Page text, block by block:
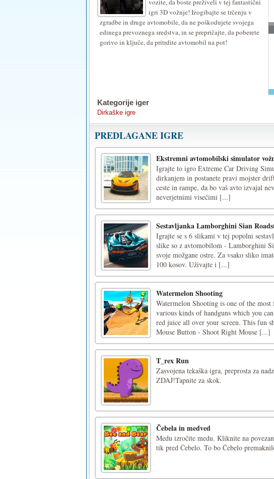
igre
namestite
ali
vozite, da boste preživeli v tej fantastični
igri 3D vožnje! Izogibajte se trčenju v
zgradbe in druge avtomobile, da ne poškodujete svojega
edinega prevoznega sredstva, in se prepričajte, da poberete
gorivo in ključe, da pritrdite avtomobil na pot!
Kategorije iger
Dirkaške igre
PREDLAGANE IGRE
Ekstremni avtomobilski simulator
Igrajte to igro Extreme Car Driving
dirkanjem in postanete pravi mojster
ceste in rampe, da bo vaš avto izvajal
neverjetnimi visečimi [...]
Sestavljanka Lamborghini Sian
Igrajte se s 6 slikami v tej popolni
slike so z avtomobilom - Lamborghini
svoje možgane ostre. Za vsako sliko
100 kosov. Uživajte i [...]
Watermelon Shooting
Watermelon Shooting is one of the
various kinds of handguns which you
red juice all over your screen. This fun
Mouse Button - Shoot Right Mouse [...]
T_rex Run
Zasvojena tekaška igra, preprosta za
ZDAJ!Tapnite za skok.
Čebela in medved
Medu izročite medu. Kliknite na
tik pred Čebelo. To bo Čebelo